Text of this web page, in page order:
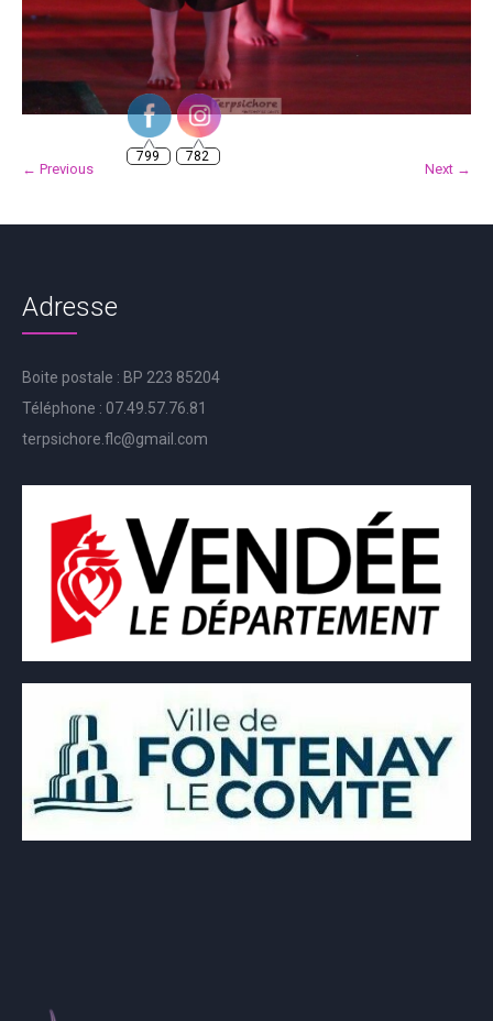
← Previous Next →
Adresse
Boite postale : BP 223 85204
Téléphone : 07.49.57.76.81
terpsichore.flc@gmail.com
799 782